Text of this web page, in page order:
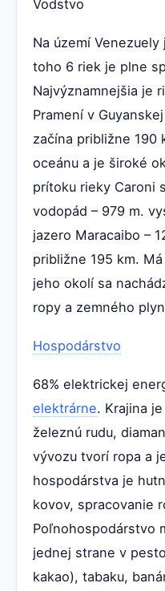
Vodstvo
Na území
toho 6 riek je plne
Najvýznamnejšia je
Pramení v
začína približne 190
oceánu a je široké
prítoku rieky Caroni
vodopád – 979 m.
jazero Maracaibo –
približne 195 km.
jeho okolí sa
ropy a zemného
Hospodárstvo
68% elektrickej
elektrárne. Krajina
železnú rudu,
vývozu tvorí ropa a
hospodárstva je
kovov, spracovanie
Poľnohospodárstvo
jednej strane v
kakao), tabaku,